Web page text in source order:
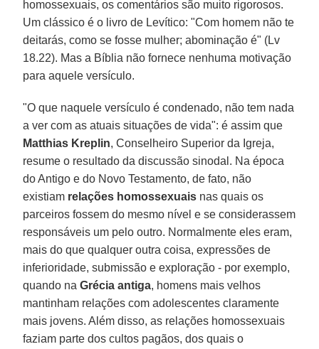
homossexuais, os comentários são muito rigorosos.
Um clássico é o livro de Levítico: "Com homem não te
deitarás, como se fosse mulher; abominação é" (Lv
18.22). Mas a Bíblia não fornece nenhuma motivação
para aquele versículo.
"O que naquele versículo é condenado, não tem nada
a ver com as atuais situações de vida": é assim que
Matthias Kreplin, Conselheiro Superior da Igreja,
resume o resultado da discussão sinodal. Na época
do Antigo e do Novo Testamento, de fato, não
existiam relações homossexuais nas quais os
parceiros fossem do mesmo nível e se considerassem
responsáveis um pelo outro. Normalmente eles eram,
mais do que qualquer outra coisa, expressões de
inferioridade, submissão e exploração - por exemplo,
quando naGrécia antiga, homens mais velhos
mantinham relações com adolescentes claramente
mais jovens. Além disso, as relações homossexuais
faziam parte dos cultos pagãos, dos quais o